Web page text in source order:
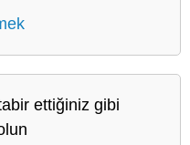
ettiğiniz gibi